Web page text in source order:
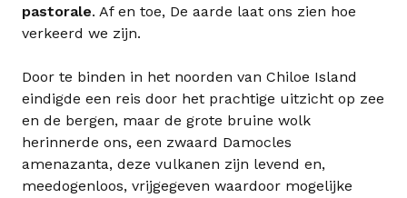
pastorale. Af en toe, De aarde laat ons zien hoe
verkeerd we zijn.
Door te binden in het noorden van Chiloe Island
eindigde een reis door het prachtige uitzicht op zee
en de bergen, maar de grote bruine wolk
herinnerde ons, een zwaard Damocles
amenazanta, deze vulkanen zijn levend en,
meedogenloos, vrijgegeven waardoor mogelijke